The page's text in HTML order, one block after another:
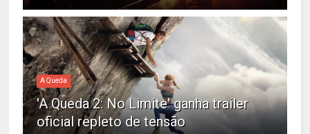
A Queda
'A Queda 2: No Limite' ganha trailer
oficial repleto de tensão